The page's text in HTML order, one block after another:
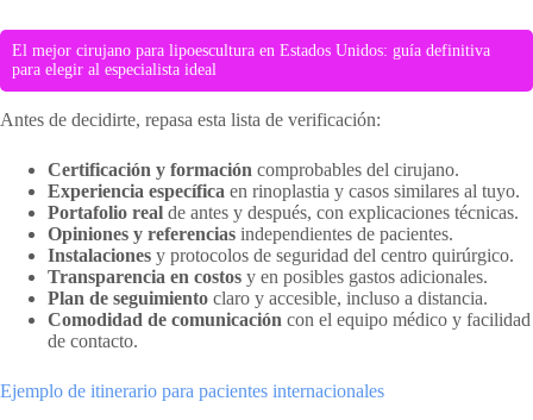
El mejor cirujano para lipoescultura en Estados Unidos: guía definitiva
para elegir al especialista ideal
Antes de decidirte, repasa esta lista de verificación:
Certificación y formación comprobables del cirujano.
Experiencia específica en rinoplastia y casos similares al tuyo.
Portafolio real de antes y después, con explicaciones técnicas.
Opiniones y referencias independientes de pacientes.
Instalaciones y protocolos de seguridad del centro quirúrgico.
Transparencia en costos y en posibles gastos adicionales.
Plan de seguimiento claro y accesible, incluso a distancia.
Comodidad de comunicación con el equipo médico y facilidad
de contacto.
Ejemplo de itinerario para pacientes internacionales